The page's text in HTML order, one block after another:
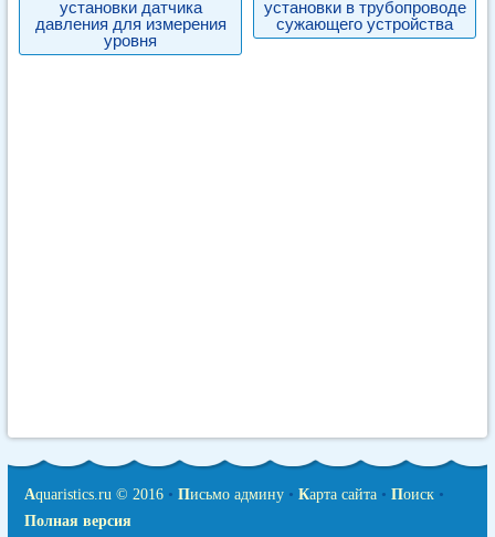
установки датчика
давления для измерения
уровня
установки в трубопроводе
сужающего устройства
Aquaristics.ru © 2016 • Письмо админу • Карта сайта • Поиск •
Полная версия